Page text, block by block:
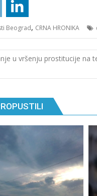
Beograd, CRNA HRONIKA
u vršenju prostitucije na